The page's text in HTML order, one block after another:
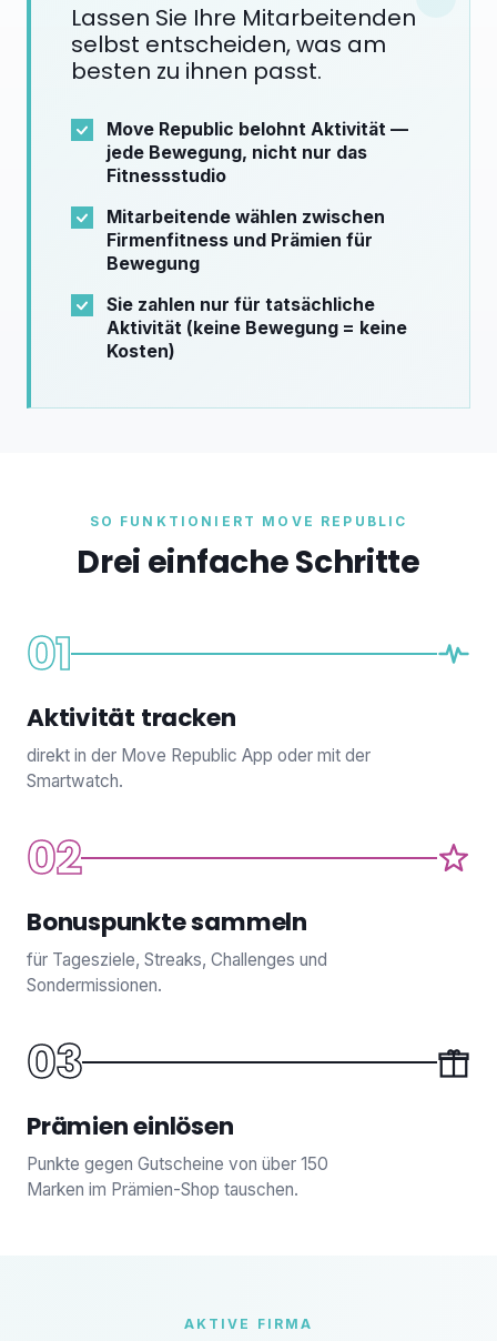
Lassen Sie Ihre Mitarbeitenden
selbst entscheiden, was am
besten zu ihnen passt.
Move Republic belohnt Aktivität —
jede Bewegung, nicht nur das
Fitnessstudio
Mitarbeitende wählen zwischen
Firmenfitness und Prämien für
Bewegung
Sie zahlen nur für tatsächliche
Aktivität (keine Bewegung = keine
Kosten)
SO FUNKTIONIERT MOVE REPUBLIC
Drei einfache Schritte
01
Aktivität tracken
direkt in der Move Republic App oder mit der
Smartwatch.
02
Bonuspunkte sammeln
für Tagesziele, Streaks, Challenges und
Sondermissionen.
03
Prämien einlösen
Punkte gegen Gutscheine von über 150
Marken im Prämien-Shop tauschen.
AKTIVE FIRMA